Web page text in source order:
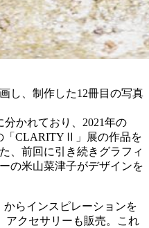
し、制作した12冊目の写真
かれており、2021年の
「CLARITYⅡ」展の作品を
、前回に引き続きグラフィ
の米山菜津子がデザインを
らインスピレーションを
アクセサリーも販売。これ